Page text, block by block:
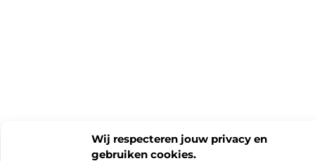
Wij respecteren jouw privacy en
gebruiken cookies.